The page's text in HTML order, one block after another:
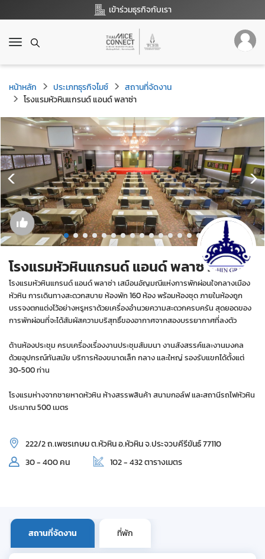
เข้าร่วมธุรกิจกับเรา
T
g
g
l
e
n
v
i
g
t
i
o
n
หน้าหลัก ประเภทธุรกิจไมซ์
สถานที่จัดงาน
โรงแรมหัวหินแกรนด์ แอนด์ พลาซ่า
โรงแรมหัวหินแกรนด์ แอนด์ พลาซ่า
โรงแรมหัวหินแกรนด์ แอนด์ พลาซ่า เสมือนอัญมณีแห่งการพักผ่อนใจกลางเมือง
หัวหิน การเดินทางสะดวกสบาย ห้องพัก 160 ห้อง พร้อมห้องชุด ภายในห้องถูก
บรรจงตกแต่งไว้อย่างหรูหราด้วยเครื่องอำนวยความสะดวกครบครัน สุดยอดของ
การพักผ่อนที่จะได้สัมผัสความบริสุทธิ์ของอากาศจากสองบรรยากาศที่ลงตัว
ด้านห้องประชุม ครบเครื่องเรื่องงานประชุมสัมมนา งานสังสรรค์และงานมงคล
ด้วยอุปกรณ์ทันสมัย บริการห้องขนาดเล็ก กลาง และใหญ่ รองรับแขกได้ตั้งแต่
30-500 ท่าน
โรงแรมห่างจากชายหาดหัวหิน ห้างสรรพสินค้า สนามกอล์ฟ และสถานีรถไฟหัวหิน
ประมาณ 500 เมตร
222/2 ถ.เพชรเกษม ต.หัวหิน อ.หัวหิน จ.ประจวบคีรีขันธ์ 77110
30 - 400 คน
102 - 432 ตารางเมตร
สถานที่จัดงาน ที่พัก